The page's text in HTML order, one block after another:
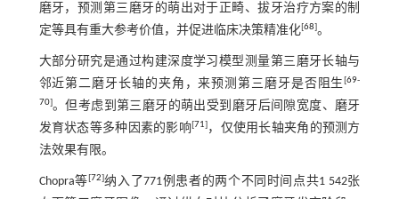
磨牙，预测第三磨牙的萌出对于正畸、拔牙治疗方案的制
定等具有重大参考价值，并促进临床决策精准化[68]。
大部分研究是通过构建深度学习模型测量第三磨牙长轴与
邻近第二磨牙长轴的夹角，来预测第三磨牙是否阻生[69-
70]。但考虑到第三磨牙的萌出受到磨牙后间隙宽度、磨牙
发育状态等多种因素的影响 [71] ，仅使用长轴夹角的预测方
法效果有限。
Chopra等[72]纳入了771例患者的两个不同时间点共1 542张